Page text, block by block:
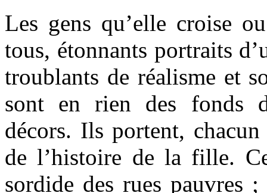
Les gens qu’elle croise
tous, étonnants portraits
troublants de réalisme et
sont en rien des fonds
décors. Ils portent,
de l’histoire de la fille.
sordide des rues pauvres